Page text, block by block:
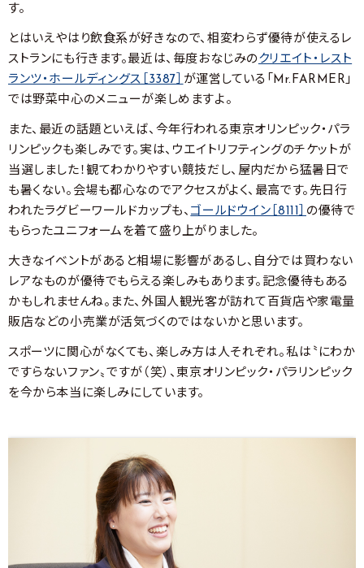
す。
とはいえやはり飲食系が好きなので、相変わらず優待が使えるレ
ストランにも行きます。最近は、毎度おなじみのクリエイト・レスト
ランツ・ホールディングス［3387］ が運営している「Mr.FARMER」
では野菜中心のメニューが楽しめますよ。
また、最近の話題といえば、今年行われる東京オリンピック・パラ
リンピックも楽しみです。実は、ウエイトリフティングのチケットが
当選しました！観てわかりやすい競技だし、屋内だから猛暑日で
も暑くない。会場も都心なのでアクセスがよく、最高です。先日行
われたラグビーワールドカップも、 ゴールドウイン［8111］ の優待で
もらったユニフォームを着て盛り上がりました。
大きなイベントがあると相場に影響があるし、自分では買わない
レアなものが優待でもらえる楽しみもあります。記念優待もある
かもしれませんね。また、外国人観光客が訪れて百貨店や家電量
販店などの小売業が活気づくのではないかと思います。
スポーツに関心がなくても、楽しみ方は人それぞれ。私は〝にわか
ですらないファン〟ですが（笑）、東京オリンピック・パラリンピック
を今から本当に楽しみにしています。